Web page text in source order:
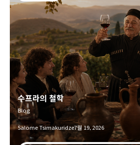
수프라의 철학
Blog
Salome Tsimakuridze7월 19, 2026